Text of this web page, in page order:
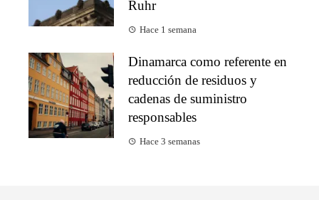
Ruhr
Hace 1 semana
Dinamarca como referente en
reducción de residuos y
cadenas de suministro
responsables
Hace 3 semanas